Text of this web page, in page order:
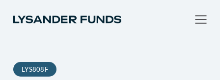
LYS808F